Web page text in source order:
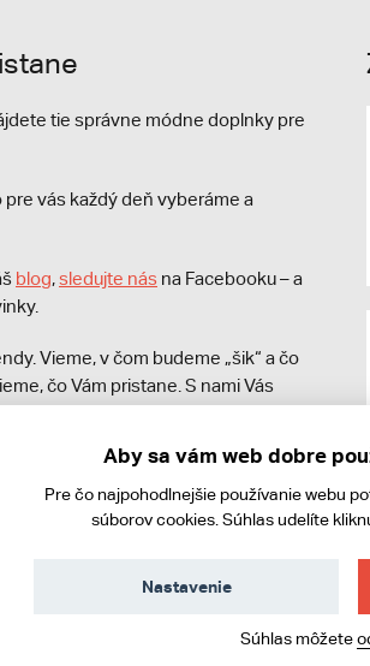
tie správne módne doplnky pre
pre vás každý deň vyberáme a
blog,sledujte nás na Facebooku – a
Vieme, v čom budeme „šik“ a čo
čo Vám pristane. S nami Vás
Aby sa vám web dobre
Pre čo najpohodlnejšie používanie webu
súborov cookies. Súhlas udelíte
Nastavenie
Súhlas môžete